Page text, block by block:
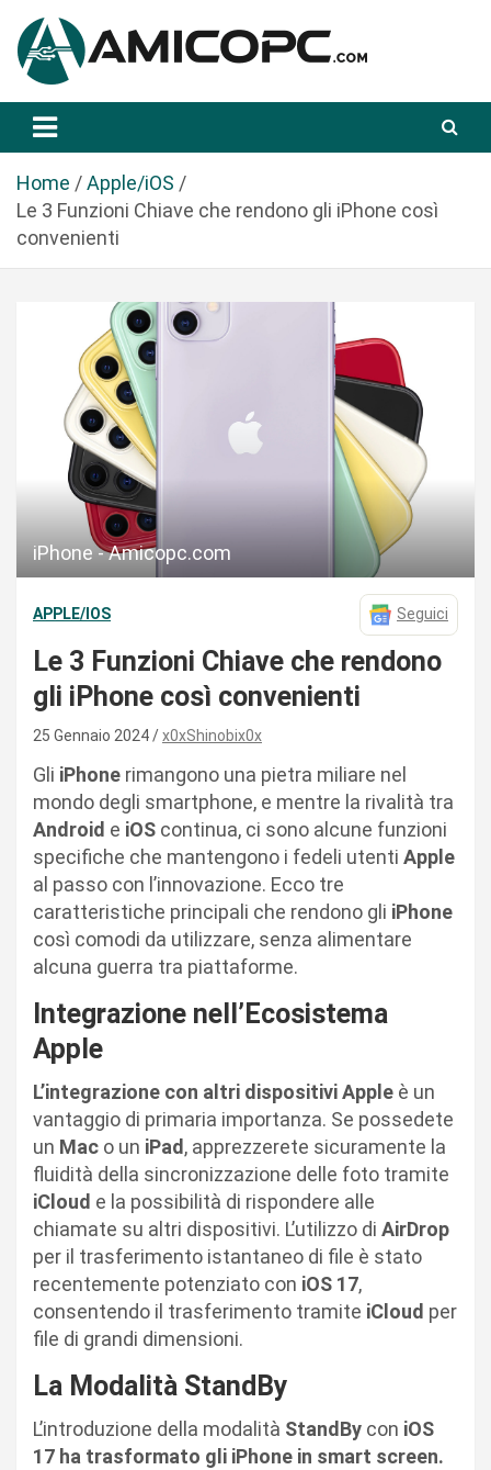
a
Amicopc.com
Home
Apple/iOS
Le 3 Funzioni Chiave che rendono gli iPhone così
convenienti
iPhone - Amicopc.com
APPLE/IOS Seguici
Le 3 Funzioni Chiave che rendono
gli iPhone così convenienti
25 Gennaio 2024 x0xShinobix0x
Gli iPhone rimangono una pietra miliare nel
mondo degli smartphone, e mentre la rivalità tra
Android e iOS continua, ci sono alcune funzioni
specifiche che mantengono i fedeli utenti Apple
al passo con l’innovazione. Ecco tre
caratteristiche principali che rendono gli iPhone
così comodi da utilizzare, senza alimentare
alcuna guerra tra piattaforme.
Integrazione nell’Ecosistema
Apple
L’integrazione con altri dispositivi Apple è un
vantaggio di primaria importanza. Se possedete
un Mac o un iPad, apprezzerete sicuramente la
fluidità della sincronizzazione delle foto tramite
iCloud e la possibilità di rispondere alle
chiamate su altri dispositivi. L’utilizzo di AirDrop
per il trasferimento istantaneo di file è stato
recentemente potenziato con iOS 17,
consentendo il trasferimento tramite iCloud per
file di grandi dimensioni.
La Modalità StandBy
L’introduzione della modalità StandBy con iOS
17 ha trasformato gli iPhone in smart screen.